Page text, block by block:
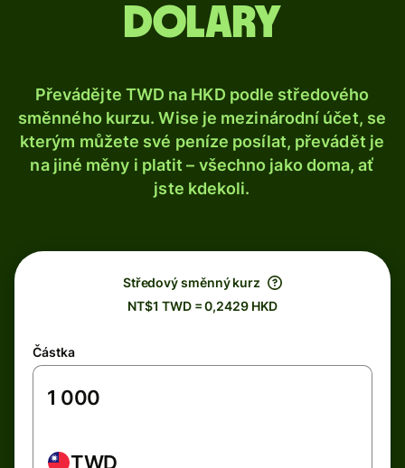
dolary
Převádějte TWD na HKD podle středového
směnného kurzu. Wise je mezinárodní účet, se
kterým můžete své peníze posílat, převádět je
na jiné měny i platit – všechno jako doma, ať
jste kdekoli.
Středový směnný kurz
NT$1 TWD = 0,2429 HKD
Částka
TWD